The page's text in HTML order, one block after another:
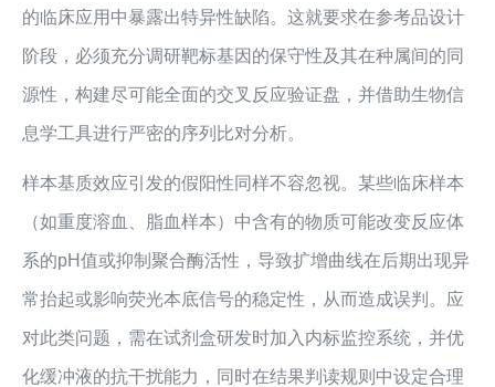
的临床应用中暴露出特异性缺陷。这就要求在参考品设计
阶段，必须充分调研靶标基因的保守性及其在种属间的同
源性，构建尽可能全面的交叉反应验证盘，并借助生物信
息学工具进行严密的序列比对分析。
样本基质效应引发的假阳性同样不容忽视。某些临床样本
（如重度溶血、脂血样本）中含有的物质可能改变反应体
系的pH值或抑制聚合酶活性，导致扩增曲线在后期出现异
常抬起或影响荧光本底信号的稳定性，从而造成误判。应
对此类问题，需在试剂盒研发时加入内标监控系统，并优
化缓冲液的抗干扰能力，同时在结果判读规则中设定合理